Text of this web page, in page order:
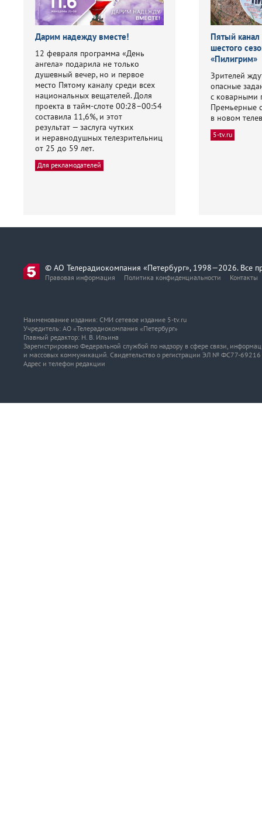
Дарим надежду вместе!
12 февраля программа «День
ангела» подарила не только
душевный вечер, но и первое
место Пятому каналу среди всех
национальных вещателей. Доля
проекта в тайм-слоте 00:28–00:54
составила 11,6%, и этот
результат — заслуга чутких
и неравнодушных телезрительниц
от 25 до 59 лет.
Для рекламодателей
Пятый
шестого
«Пилигрим»
Зрителей
опасные
с коварными
Премьерные
в новом
5-tv.ru
© АО Телерадиокомпания «Петербург», 1998—2026. Все
Правовая информация Политика конфиденциальности Контакты
Наименование издания: СМИ сетевое издание 5-tv.ru
Учредитель: АО «Телерадиокомпания «Петербург»
Главный редактор: Н. В. Ильина
Зарегистрировано Федеральной службой по надзору в сфере связи,
и массовых коммуникаций. Свидетельство о регистрации ЭЛ № ФС77-69216
Адрес и телефон редакции